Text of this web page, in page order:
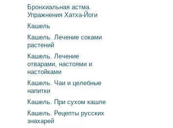
Бронхиальная астма.
Упражнения Хатха-Йоги
Кашель
Кашель. Лечение соками
растений
Кашель. Лечение
отварами, настоями и
настойками
Кашель. Чаи и целебные
напитки
Кашель. При сухом кашле
Кашель. Рецепты русских
знахарей